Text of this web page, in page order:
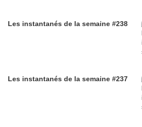
Les instantanés de la semaine #238
Les instantanés de la semaine #237